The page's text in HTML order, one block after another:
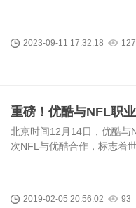
2023-09-11 17:32:18 127
重磅！优酷与NFL职
北京时间12月14日，优酷与
次NFL与优酷合作，标志着
2019-02-05 20:56:02 93